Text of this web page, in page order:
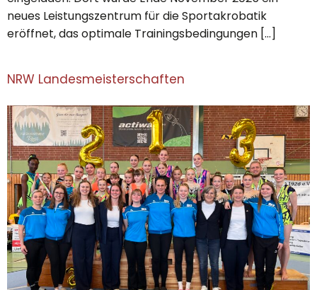
neues Leistungszentrum für die Sportakrobatik
eröffnet, das optimale Trainingsbedingungen […]
NRW Landesmeisterschaften